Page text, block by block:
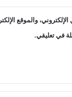
والموقع
في تعليقي.